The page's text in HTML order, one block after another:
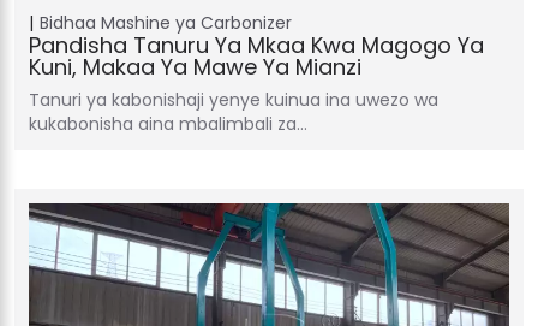
Bidhaa Mashine ya Carbonizer
Pandisha Tanuru Ya Mkaa Kwa Magogo Ya
Kuni, Makaa Ya Mawe Ya Mianzi
Tanuri ya kabonishaji yenye kuinua ina uwezo wa
kukabonisha aina mbalimbali za…